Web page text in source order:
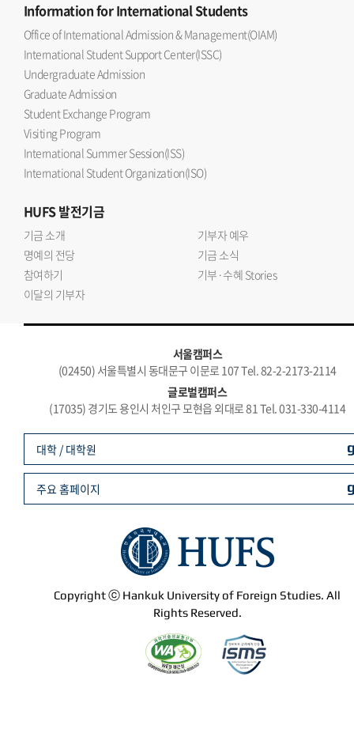
Informationfor International Students
Office of International Admission & Management(OIAM)
International Student Support Center(ISSC)
Undergraduate Admission
Graduate Admission
Student Exchange Program
Visiting Program
International Summer Session(ISS)
International Student Organization(ISO)
HUFS발전기금
기금 소개
기부자 예우
명예의 전당
기금 소식
참여하기
기부·수혜 Stories
이달의 기부자
서울캠퍼스
(02450) 서울특별시 동대문구 이문로 107 Tel. 82-2-2173-2114
글로벌캠퍼스
(17035) 경기도 용인시 처인구 모현읍 외대로 81 Tel. 031-330-4114
Copyright ⓒ Hankuk University of Foreign Studies. All
Rights Reserved.
대학 / 대학원
주요 홈페이지